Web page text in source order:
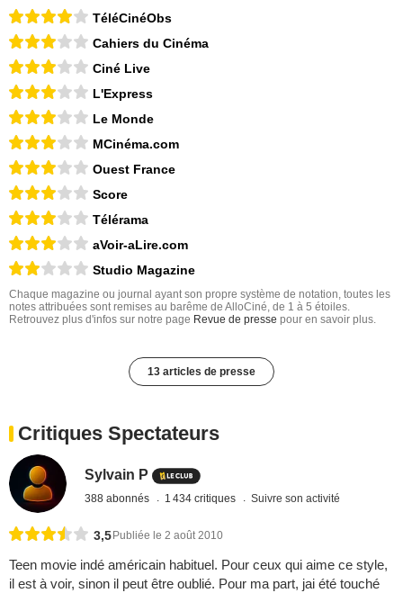
TéléCinéObs
Cahiers du Cinéma
Ciné Live
L'Express
Le Monde
MCinéma.com
Ouest France
Score
Télérama
aVoir-aLire.com
Studio Magazine
Chaque magazine ou journal ayant son propre système de notation, toutes les
notes attribuées sont remises au barême de AlloCiné, de 1 à 5 étoiles.
Retrouvez plus d'infos sur notre page Revue de presse pour en savoir plus.
13 articles de presse
Critiques Spectateurs
Sylvain P
388 abonnés 1 434 critiques Suivre son activité
3,5Publiée le 2 août 2010
Teen movie indé américain habituel. Pour ceux qui aime ce style,
il est à voir, sinon il peut être oublié. Pour ma part, jai été touché